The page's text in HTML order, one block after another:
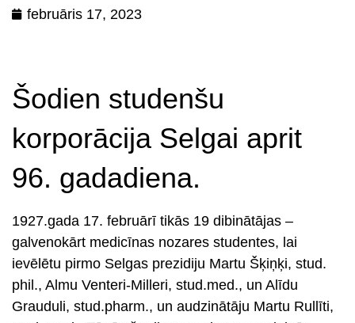
februāris 17, 2023
Šodien studenšu
korporācija Selgai aprit
96. gadadiena.
1927.gada 17. februārī tikās 19 dibinātājas –
galvenokārt medicīnas nozares studentes, lai
ievēlētu pirmo Selgas prezidiju Martu Šķiņķi, stud.
phil., Almu Venteri-Milleri, stud.med., un Alīdu
Grauduli, stud.pharm., un audzinātāju Martu Rullīti,